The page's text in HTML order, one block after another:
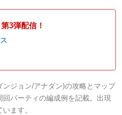
3弾配信！
ジョン/アナダン)の攻略とマップ
パーティの編成例を記載。出現
ます。